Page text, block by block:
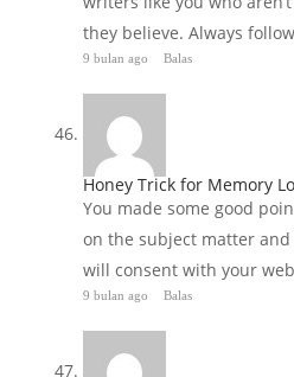
they believe. Always
9 bulan ago Balas
Honey Trick for Memory
You made some good
on the subject matter
will consent with your
9 bulan ago Balas